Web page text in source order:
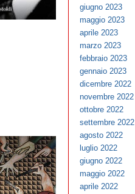
giugno 2023
maggio 2023
aprile 2023
marzo 2023
febbraio 2023
gennaio 2023
dicembre 2022
novembre 2022
ottobre 2022
settembre 2022
agosto 2022
luglio 2022
giugno 2022
maggio 2022
aprile 2022